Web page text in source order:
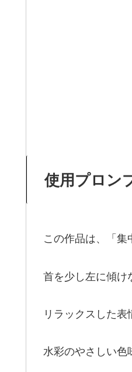
使用プロン
この作品は、「集
首を少し左に傾け
リラックスした表
水彩のやさしい色